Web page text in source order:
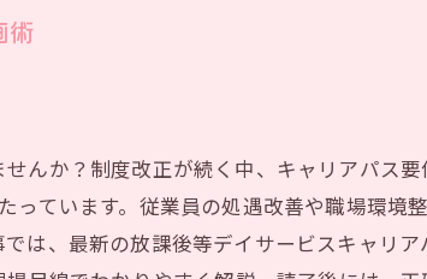
術
んか？制度改正が続く中、キャリアパス
ています。従業員の処遇改善や職場環境
は、最新の放課後等デイサービスキャリア